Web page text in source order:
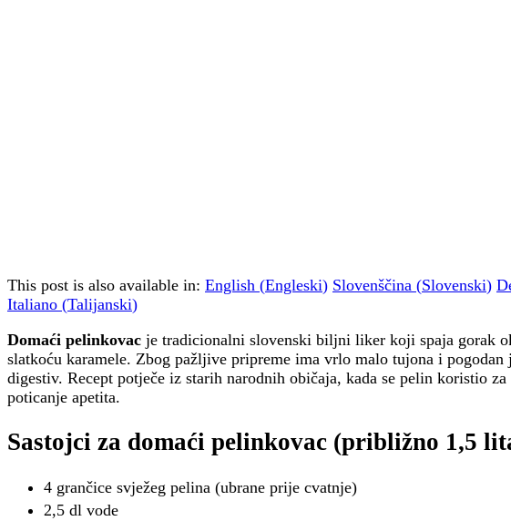
This post is also available in: English (Engleski) Slovenščina (Slovenski)
Italiano (Talijanski)
Domaći pelinkovac je tradicionalni slovenski biljni liker koji spaja gorak
slatkoću karamele. Zbog pažljive pripreme ima vrlo malo tujona i
digestiv. Recept potječe iz starih narodnih običaja, kada se pelin koristio
poticanje apetita.
Sastojci za domaći pelinkovac (približno 1,5
4 grančice svježeg pelina (ubrane prije cvatnje)
2,5 dl vode